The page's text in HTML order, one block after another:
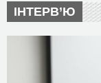
ІНТЕРВ’Ю